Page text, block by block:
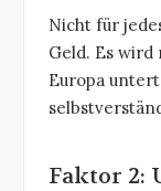
Nicht für
Geld. Es wird
Europa
Faktor 2: